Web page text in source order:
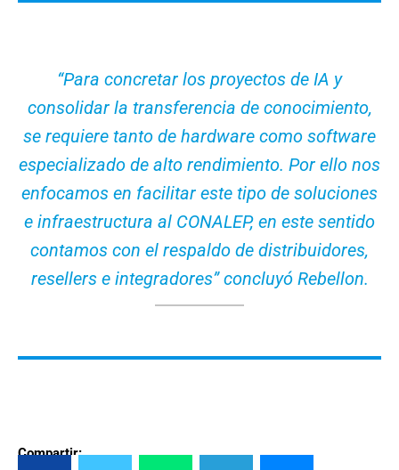
“Para concretar los proyectos de IA y
consolidar la transferencia de conocimiento,
se requiere tanto de hardware como software
especializado de alto rendimiento. Por ello nos
enfocamos en facilitar este tipo de soluciones
e infraestructura al CONALEP, en este sentido
contamos con el respaldo de distribuidores,
resellers e integradores” concluyó Rebellon.
Compartir: